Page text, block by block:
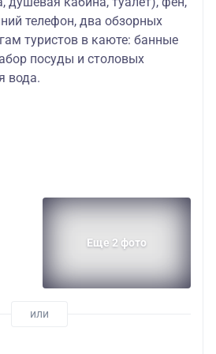
телефон, два обзорных
туристов в каюте: банные
посуды и столовых
вода.
Еще 2 фото